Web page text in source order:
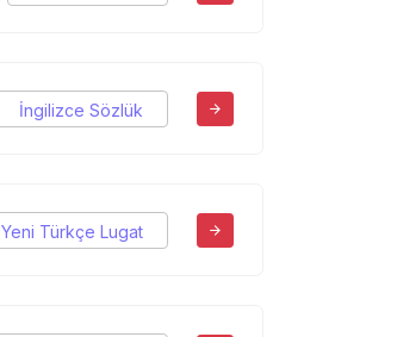
İngilizce Sözlük
Yeni Türkçe Lugat